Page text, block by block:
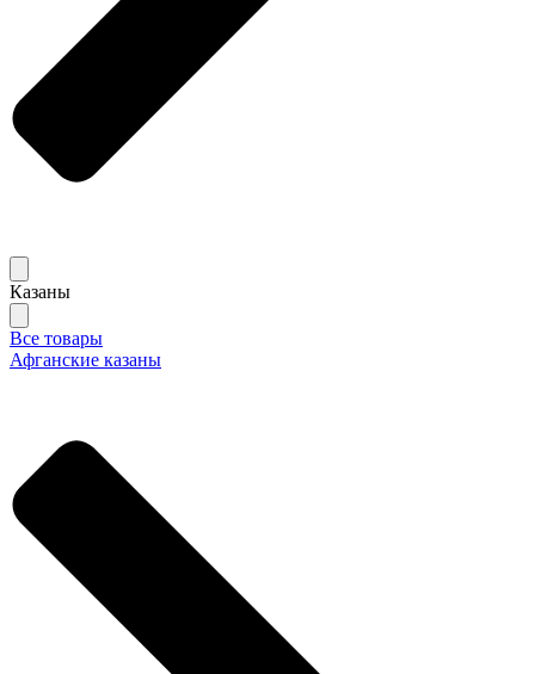
Казаны
Все товары
Афганские казаны